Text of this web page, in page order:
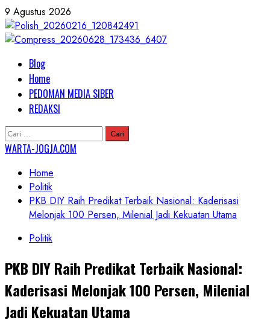
Skip
to
content
9 Agustus 2026
Primary
Menu
Blog
Home
PEDOMAN MEDIA SIBER
REDAKSI
Cari
untuk:
WARTA-JOGJA.COM
Home
Politik
PKB DIY Raih Predikat Terbaik Nasional: Kaderisasi
Melonjak 100 Persen, Milenial Jadi Kekuatan Utama
Politik
PKB DIY Raih Predikat Terbaik Nasional:
Kaderisasi Melonjak 100 Persen, Milenial
Jadi Kekuatan Utama